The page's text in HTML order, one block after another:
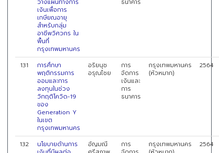
วางแผนทางการ
เงินเพื่อการ
เกษียณอายุ
สำหรับกลุ่ม
อาชีพวิศวกร ใน
พื้นที่
กรุงเทพมหานคร
ธนาคาร
131
การศึกษา
พฤติกรรมการ
ออมและการ
ลงทุนในช่วง
วิกฤติโควิด-19
ของ
Generation Y
ในเขต
กรุงเทพมหานคร
อริยนุช
อรุณไชย
การ
จัดการ
เงินและ
การ
ธนาคาร
กรุงเทพมหานคร
(หัวหมาก)
2564
132
นโยบายด้านการ
อัญมณี
การ
กรุงเทพมหานคร
2564